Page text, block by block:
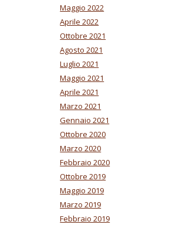
Maggio 2022
Aprile 2022
Ottobre 2021
Agosto 2021
Luglio 2021
Maggio 2021
Aprile 2021
Marzo 2021
Gennaio 2021
Ottobre 2020
Marzo 2020
Febbraio 2020
Ottobre 2019
Maggio 2019
Marzo 2019
Febbraio 2019